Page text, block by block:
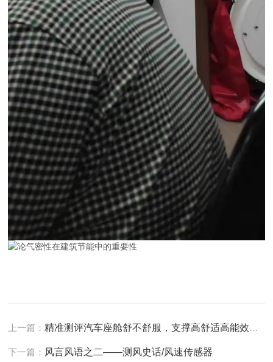
上一篇：精准测评汽车座舱舒不舒服，支撑高舒适高能效汽车优化开发与验证
下一篇： 风言风语之二——测风史话/风速传感器